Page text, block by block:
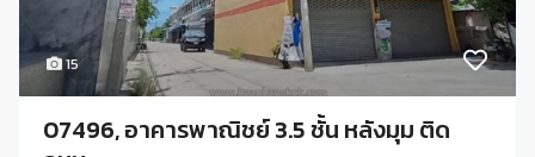
15
07496, อาคารพาณิชย์ 3.5 ชั้น หลังมุม ติด